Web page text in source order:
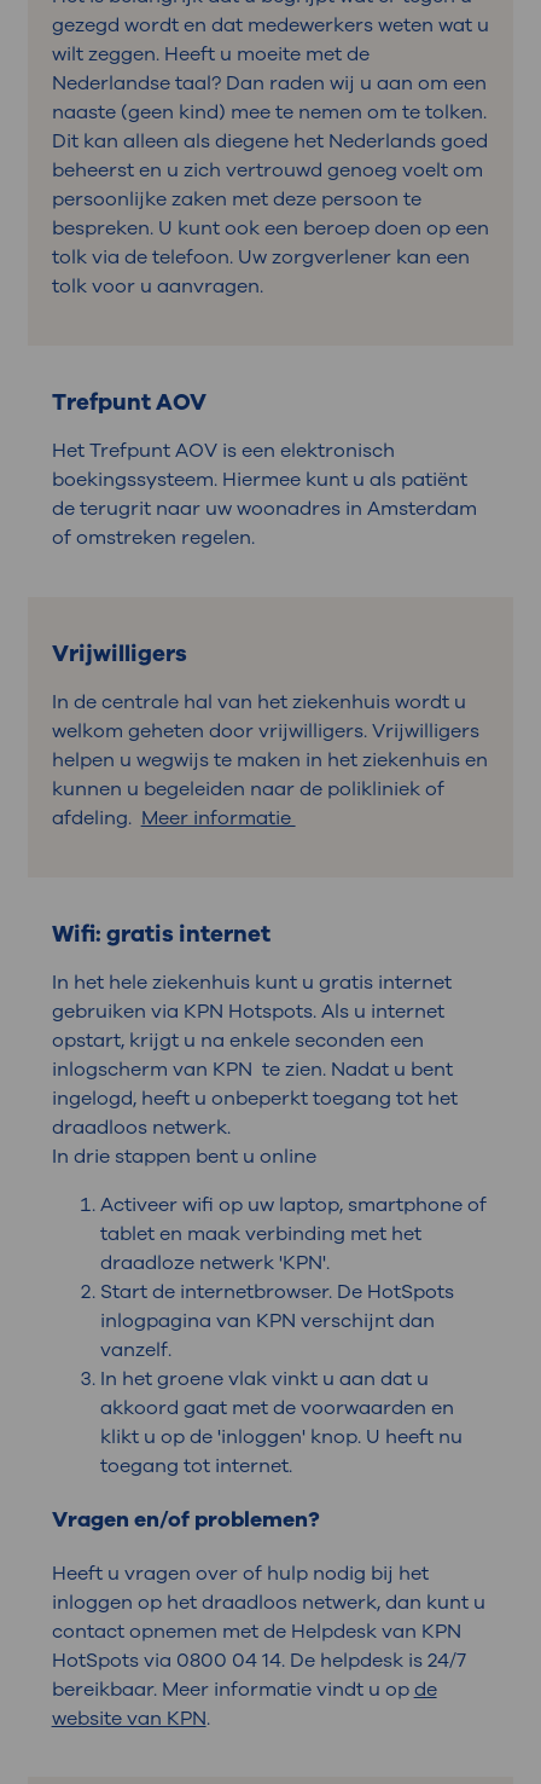
gezegd wordt en dat medewerkers weten wat u
wilt zeggen. Heeft u moeite met de
Nederlandse taal? Dan raden wij u aan om een
naaste (geen kind) mee te nemen om te tolken.
Dit kan alleen als diegene het Nederlands goed
beheerst en u zich vertrouwd genoeg voelt om
persoonlijke zaken met deze persoon te
bespreken. U kunt ook een beroep doen op een
tolk via de telefoon. Uw zorgverlener kan een
tolk voor u aanvragen.
Trefpunt AOV
Het Trefpunt AOV is een elektronisch
boekingssysteem. Hiermee kunt u als patiënt
de terugrit naar uw woonadres in Amsterdam
of omstreken regelen.
Vrijwilligers
In de centrale hal van het ziekenhuis wordt u
welkom geheten door vrijwilligers. Vrijwilligers
helpen u wegwijs te maken in het ziekenhuis en
kunnen u begeleiden naar de polikliniek of
afdeling. Meer informatie
Wifi: gratis internet
In het hele ziekenhuis kunt u gratis internet
gebruiken via KPN Hotspots. Als u internet
opstart, krijgt u na enkele seconden een
inlogscherm van KPN te zien. Nadat u bent
ingelogd, heeft u onbeperkt toegang tot het
draadloos netwerk.
In drie stappen bent u online
Activeer wifi op uw laptop, smartphone of
tablet en maak verbinding met het
draadloze netwerk 'KPN'.
Start de internetbrowser. De HotSpots
inlogpagina van KPN verschijnt dan
vanzelf.
In het groene vlak vinkt u aan dat u
akkoord gaat met de voorwaarden en
klikt u op de 'inloggen' knop. U heeft nu
toegang tot internet.
Vragen en/of problemen?
Heeft u vragen over of hulp nodig bij het
inloggen op het draadloos netwerk, dan kunt u
contact opnemen met de Helpdesk van KPN
HotSpots via 0800 04 14. De helpdesk is 24/7
bereikbaar. Meer informatie vindt u opde
website van KPN.